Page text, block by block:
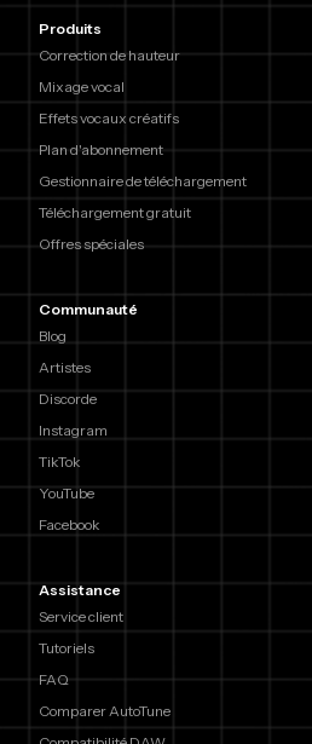
Produits
Correction de hauteur
Mixage vocal
Effets vocaux créatifs
Plan d'abonnement
Gestionnaire de téléchargement
Téléchargement gratuit
Offres spéciales
Communauté
Blog
Artistes
Discorde
Instagram
TikTok
YouTube
Facebook
Assistance
Service client
Tutoriels
FAQ
Comparer AutoTune